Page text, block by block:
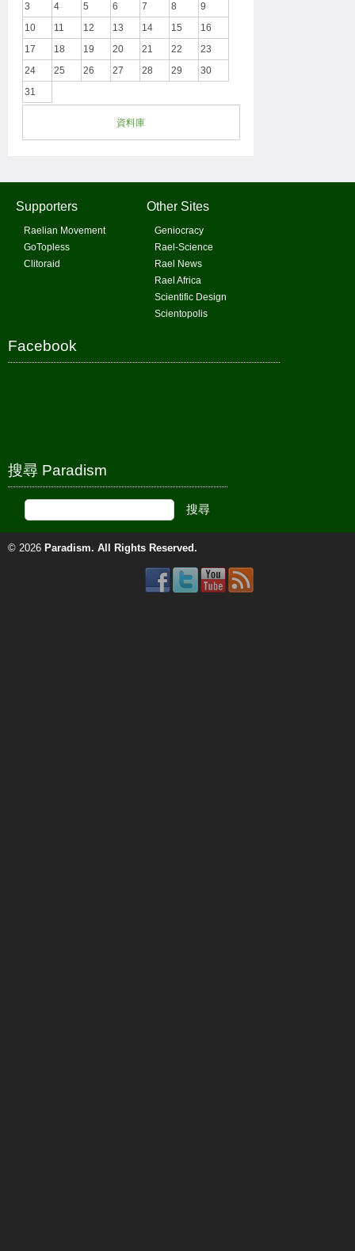
3
4 5 6 7 8
9
10
11 12 13 14 15
16
17
18 19 20 21 22
23
24
25 26 27 28 29
30
31
資料庫
Supporters
Raelian Movement
GoTopless
Clitoraid
Other Sites
Geniocracy
Rael-Science
Rael News
Rael Africa
Scientific Design
Scientopolis
Facebook
搜尋 Paradism
© 2026 Paradism. All Rights Reserved.